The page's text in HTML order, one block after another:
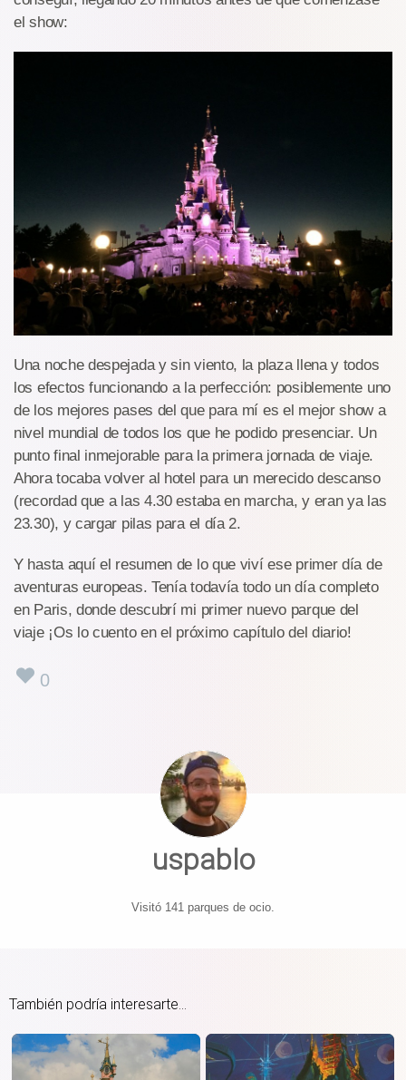
el show:
Una noche despejada y sin viento, la plaza llena y todos
los efectos funcionando a la perfección: posiblemente uno
de los mejores pases del que para mí es el mejor show a
nivel mundial de todos los que he podido presenciar. Un
punto final inmejorable para la primera jornada de viaje.
Ahora tocaba volver al hotel para un merecido descanso
(recordad que a las 4.30 estaba en marcha, y eran ya las
23.30), y cargar pilas para el día 2.
Y hasta aquí el resumen de lo que viví ese primer día de
aventuras europeas. Tenía todavía todo un día completo
en Paris, donde descubrí mi primer nuevo parque del
viaje ¡Os lo cuento en el próximo capítulo del diario!
0
uspablo
Visitó 141 parques de ocio.
También podría interesarte...